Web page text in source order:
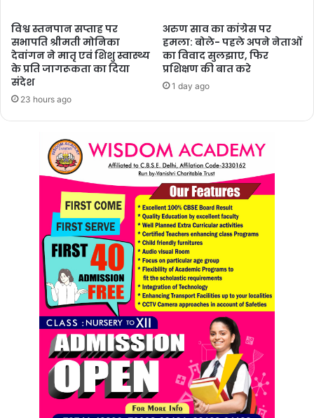
विश्व स्तनपान सप्ताह पर
सभापति श्रीमती मोनिका
देवांगन ने मातृ एवं शिशु स्वास्थ्य
के प्रति जागरूकता का दिया
संदेश
23 hours ago
अरुण साव का कांग्रेस पर
हमला: बोले- पहले अपने नेताओं
का विवाद सुलझाए, फिर
प्रशिक्षण की बात करे
1 day ago